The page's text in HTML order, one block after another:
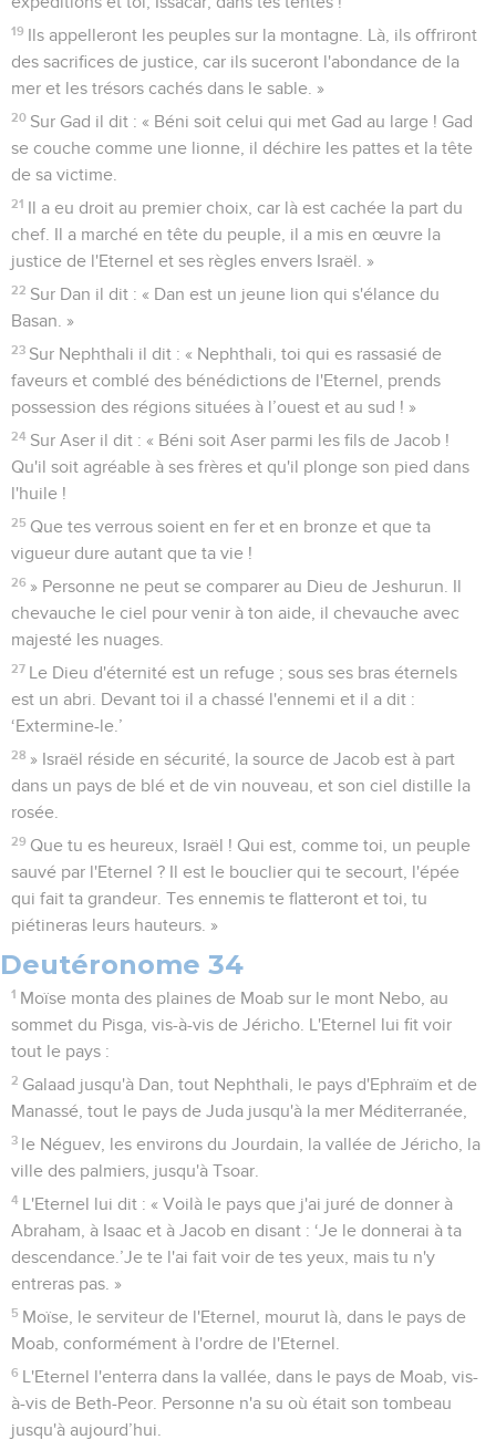
19 Ils appelleront les peuples sur la montagne. Là, ils offriront
des sacrifices de justice, car ils suceront l'abondance de la
mer et les trésors cachés dans le sable. »
20 Sur Gad il dit : « Béni soit celui qui met Gad au large ! Gad
se couche comme une lionne, il déchire les pattes et la tête
de sa victime.
21 Il a eu droit au premier choix, car là est cachée la part du
chef. Il a marché en tête du peuple, il a mis en œuvre la
justice de l'Eternel et ses règles envers Israël. »
22 Sur Dan il dit : « Dan est un jeune lion qui s'élance du
Basan. »
23 Sur Nephthali il dit : « Nephthali, toi qui es rassasié de
faveurs et comblé des bénédictions de l'Eternel, prends
possession des régions situées à l’ouest et au sud ! »
24 Sur Aser il dit : « Béni soit Aser parmi les fils de Jacob !
Qu'il soit agréable à ses frères et qu'il plonge son pied dans
l'huile !
25 Que tes verrous soient en fer et en bronze et que ta
vigueur dure autant que ta vie !
26 » Personne ne peut se comparer au Dieu de Jeshurun. Il
chevauche le ciel pour venir à ton aide, il chevauche avec
majesté les nuages.
27 Le Dieu d'éternité est un refuge ; sous ses bras éternels
est un abri. Devant toi il a chassé l'ennemi et il a dit :
‘Extermine-le.’
28 » Israël réside en sécurité, la source de Jacob est à part
dans un pays de blé et de vin nouveau, et son ciel distille la
rosée.
29 Que tu es heureux, Israël ! Qui est, comme toi, un peuple
sauvé par l'Eternel ? Il est le bouclier qui te secourt, l'épée
qui fait ta grandeur. Tes ennemis te flatteront et toi, tu
piétineras leurs hauteurs. »
Deutéronome 34
1 Moïse monta des plaines de Moab sur le mont Nebo, au
sommet du Pisga, vis-à-vis de Jéricho. L'Eternel lui fit voir
tout le pays :
2 Galaad jusqu'à Dan, tout Nephthali, le pays d'Ephraïm et de
Manassé, tout le pays de Juda jusqu'à la mer Méditerranée,
3 le Néguev, les environs du Jourdain, la vallée de Jéricho, la
ville des palmiers, jusqu'à Tsoar.
4 L'Eternel lui dit : « Voilà le pays que j'ai juré de donner à
Abraham, à Isaac et à Jacob en disant : ‘Je le donnerai à ta
descendance.’Je te l'ai fait voir de tes yeux, mais tu n'y
entreras pas. »
5 Moïse, le serviteur de l'Eternel, mourut là, dans le pays de
Moab, conformément à l'ordre de l'Eternel.
6 L'Eternel l'enterra dans la vallée, dans le pays de Moab, vis-
à-vis de Beth-Peor. Personne n'a su où était son tombeau
jusqu'à aujourd’hui.